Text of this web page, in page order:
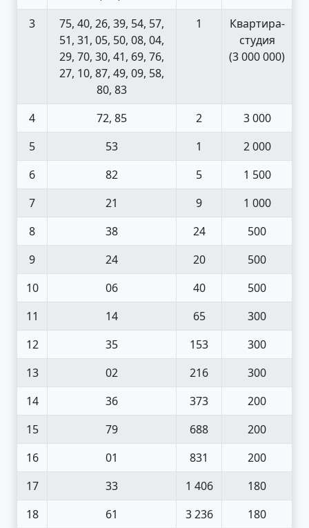
3
75, 40, 26, 39, 54, 57,
51, 31, 05, 50, 08, 04,
29, 70, 30, 41, 69, 76,
27, 10, 87, 49, 09, 58,
80, 83
1
Квартира-
студия
(3 000 000)
4 72, 85 2
3 000
5
53 1
2 000
6
82 5
1 500
7
21 9
1 000
8
38 24
500
9
24 20
500
10
06 40
500
11
14 65
300
12
35 153
300
13
02 216
300
14
36 373
200
15
79 688
200
16
01 831
200
17
33 1 406
180
18
61 3 236
180